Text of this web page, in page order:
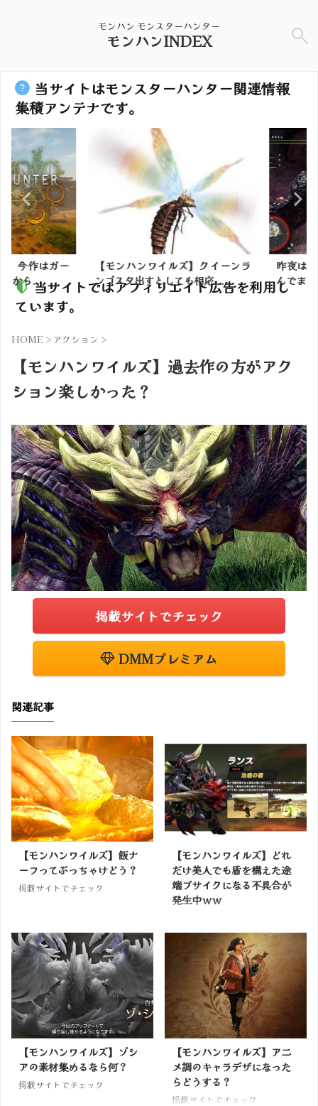
モンハン モンスターハンター
モンハンINDEX
当サイトはモンスターハンター関連情報
集積アンテナです。
作はガー
ら...
【モンハンワイルズ】クイーンラ
ンゴスタ出すとしても相応...
昨夜は
んでまし
当サイトではアフィリエイト広告を利用し
ています。
HOME >アクション >
【モンハンワイルズ】過去作の方がアク
ション楽しかった？
掲載サイトでチェック
DMMプレミアム
関連記事
【モンハンワイルズ】飯ナ
ーフってぶっちゃけどう？
掲載サイトでチェック
【モンハンワイルズ】どれ
だけ美人でも盾を構えた途
端ブサイクになる不具合が
発生中ｗｗ
【モンハンワイルズ】ゾシ
アの素材集めるなら何？
掲載サイトでチェック
【モンハンワイルズ】アニ
メ調のキャラデザになった
らどうする？
掲載サイトでチェック